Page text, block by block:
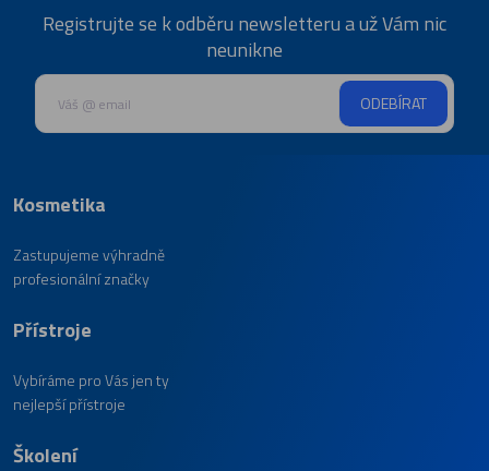
Registrujte se k odběru newsletteru a už Vám nic
neunikne
ODEBÍRAT
Kosmetika
Zastupujeme výhradně
profesionální značky
Přístroje
Vybíráme pro Vás jen ty
nejlepší přístroje
Školení